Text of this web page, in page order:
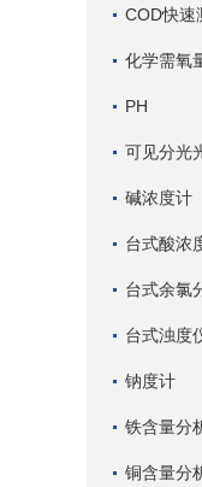
COD快速
化学需氧
PH
可见分光
碱浓度计
台式酸浓
台式余氯
台式浊度
钠度计
铁含量分
铜含量分